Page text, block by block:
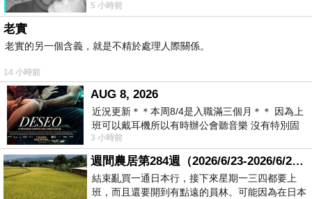
倫·葛蘭特（Dr. Alan Grant ）同樣是古
生物學家的學生，而他的角色充滿第一
集研究混沌理論的數學家伊恩·馬康姆
（Dr. Ian Malcolm）的人文關懷氣質。
製藥公司代表找上傭兵集團的史嘉蕾·
喬韓森飾演佐拉·班奈特（Zora
Bennett），意圖前往恐龍島，抽取三
隻巨型恐龍的DNA，用來研發心臟病
理家務，職業不分高低貴賤，只有人品才
5 小時前
老實
老實的另一個含義，就是不精於處理人際關係。
14 小時前
AUG 8, 2026
近況更新＊＊本周8/4是入職滿三個月＊＊ 因為上
班可以戴耳機所以有時辦公會聽音樂 沒有特別固
定哪天但就是一周某一天會固定聽'90
3 小時前
週間農居第284週（2026/6/23-2026/6/24) 夏至 金黃稻浪洋溢豐收喜悅
結束亂買一通日本行，接下來星期一三四都要上
班，而且還要開到有點遠的員林。可能因為在日本